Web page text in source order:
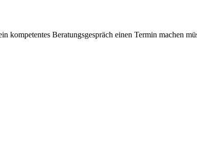
kompetentes Beratungsgespräch einen Termin machen